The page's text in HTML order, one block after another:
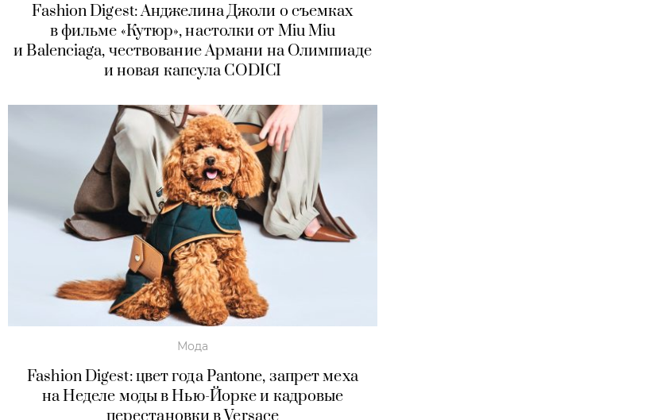
Fashion Digest: Анджелина Джоли о съемках
в фильме «Кутюр», настолки от Miu Miu
и Balenciaga, чествование Армани на Олимпиаде
и новая капсула CODICI
Мода
Fashion Digest: цвет года Pantone, запрет меха
на Неделе моды в Нью-Йорке и кадровые